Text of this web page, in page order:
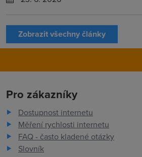
Zobrazit všechny články
Pro zákazníky
Dostupnost internetu
Měření rychlosti internetu
FAQ - často kladené otázky
Slovník